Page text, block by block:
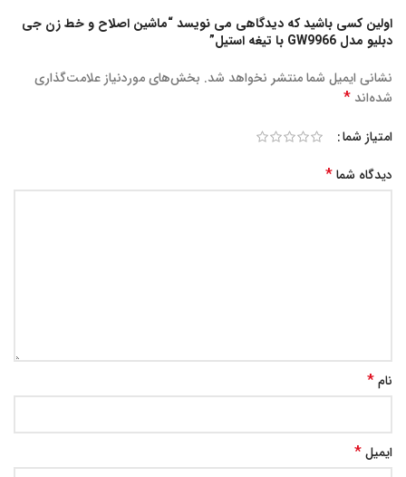
اولین کسی باشید که دیدگاهی می نویسد “ماشین اصلاح و خط زن جی
دبلیو مدل GW9966 با تیغه استیل”
نشانی ایمیل شما منتشر نخواهد شد. بخش‌های موردنیاز علامت‌گذاری
شده‌اند *
امتیاز شما
دیدگاه شما*
نام*
ایمیل*